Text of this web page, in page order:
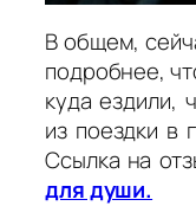
В общем,
подробнее,
куда ездили,
из поездки в
Ссылка на
для души.